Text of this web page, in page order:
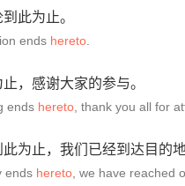
此为止。
ends hereto
，感谢大家的参与。
ends hereto , thank you all for
为止，我们已经到达目的地
ends hereto , we have reached